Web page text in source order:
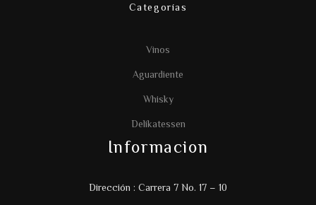
Categorías
Vinos
Aguardiente
Whisky
Delikatessen
Informacion
Dirección : Carrera 7 No. 17 – 10